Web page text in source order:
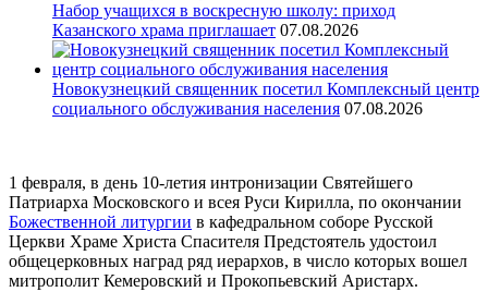
Набор учащихся в воскресную школу: приход
Казанского храма приглашает 07.08.2026
Новокузнецкий священник посетил Комплексный центр
социального обслуживания населения 07.08.2026
1 февраля, в день 10-летия интронизации Святейшего
Патриарха Московского и всея Руси Кирилла, по окончании
Божественной литургии в кафедральном соборе Русской
Церкви Храме Христа Спасителя Предстоятель удостоил
общецерковных наград ряд иерархов, в число которых вошел
митрополит Кемеровский и Прокопьевский Аристарх.